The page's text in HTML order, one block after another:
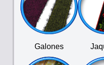
Galones